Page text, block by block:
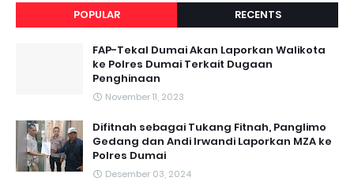
POPULAR RECENTS
FAP-Tekal Dumai Akan Laporkan Walikota
ke Polres Dumai Terkait Dugaan
Penghinaan
November 11, 2023
Difitnah sebagai Tukang Fitnah, Panglimo
Gedang dan Andi Irwandi Laporkan MZA ke
Polres Dumai
Desember 03, 2024